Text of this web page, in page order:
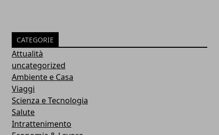
CATEGORIE
Attualità
uncategorized
Ambiente e Casa
Viaggi
Scienza e Tecnologia
Salute
Intrattenimento